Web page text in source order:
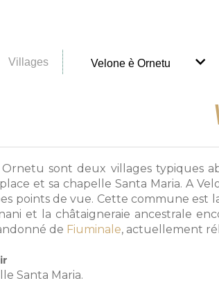
Villages Velone è Ornetu
sont deux villages typiques
et sa chapelle Santa Maria. A
points de vue. Cette commune est
et la châtaigneraie ancestrale
de Fiuminale, actuellement
Santa Maria.